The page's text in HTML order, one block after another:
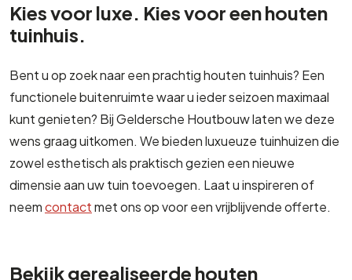
Kies voor luxe. Kies voor een houten
tuinhuis.
Bent u op zoek naar een prachtig houten tuinhuis? Een
functionele buitenruimte waar u ieder seizoen maximaal
kunt genieten? Bij Geldersche Houtbouw laten we deze
wens graag uitkomen. We bieden luxueuze tuinhuizen die
zowel esthetisch als praktisch gezien een nieuwe
dimensie aan uw tuin toevoegen. Laat u inspireren of
neemcontactmet ons op voor een vrijblijvende offerte.
Bekijk gerealiseerde houten